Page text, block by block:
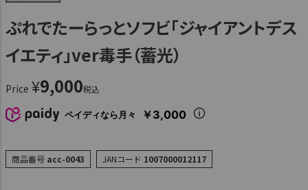
ぷれでたーらっとソフビ「ジャイアントデス
イエティ」ver毒手（蓄光）
Price ¥9,000税込
ペイディなら月々 ￥3,000
商品番号 acc-0043 JANコード 1007000012117